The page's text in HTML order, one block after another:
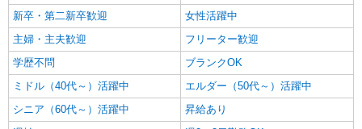
株式会社kotrio /●KM-H-2011907
≪熊本市中央区≫夜勤なし！未経験・ブランク
OKのデイスタッフ
時給1450円〜2062円 ＜日払い有/週払い有/交
通費全支給(ガソリン代含む)＞
水前寺駅周辺 ≪車通勤OK≫
新卒・第二新卒歓迎
女性活躍中
主婦・主夫歓迎
フリーター歓迎
学歴不問
ブランクOK
ミドル（40代～）活躍中
エルダー（50代～）活躍中
シニア（60代～）活躍中
昇給あり